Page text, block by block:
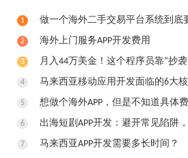
1 做一个海外二手交易平台系统到底
2 ​海外上门服务APP开发费用
3 月入44万美金！这个程序员靠“抄
4 马来西亚移动应用开发面临的6大
5 想做个海外APP，但是不知道具体
6 出海短剧APP开发：避开常见陷阱
7 马来西亚APP开发需要多长时间？